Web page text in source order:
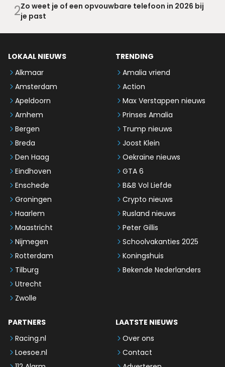
2Zo weet je of een opvouwbare telefoon in 2026 bij
je past
LOKAAL NIEUWS
Alkmaar
Amsterdam
Apeldoorn
Arnhem
Bergen
Breda
Den Haag
Eindhoven
Enschede
Groningen
Haarlem
Maastricht
Nijmegen
Rotterdam
Tilburg
Utrecht
Zwolle
TRENDING
Amalia vriend
Action
Max Verstappen nieuws
Prinses Amalia
Trump nieuws
Joost Klein
Oekraïne nieuws
GTA 6
B&B Vol Liefde
Crypto nieuws
Rusland nieuws
Peter Gillis
Schoolvakanties 2025
Koningshuis
Bekende Nederlanders
PARTNERS
Racing.nl
Loesoe.nl
LAATSTE NIEUWS
Over ons
Contact